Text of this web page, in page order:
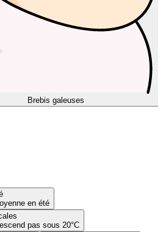
Brebis galeuses
en été
pas sous 20°C